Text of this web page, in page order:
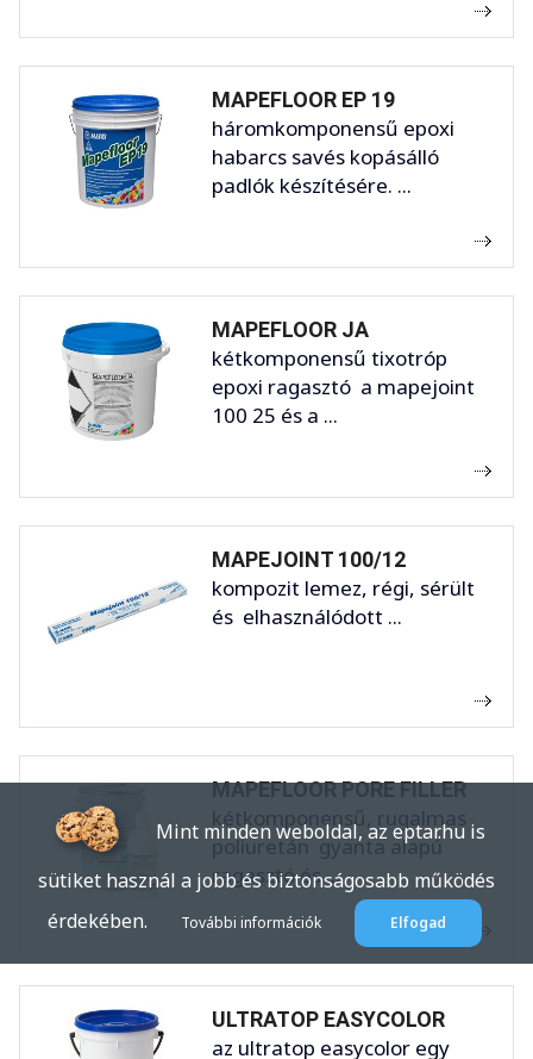
MAPEFLOOR EP 19
háromkomponensű epoxi
habarcs savés kopásálló
padlók készítésére. ...
MAPEFLOOR JA
kétkomponensű tixotróp
epoxi ragasztó a mapejoint
100 25 és a ...
MAPEJOINT 100/12
kompozit lemez, régi, sérült
és elhasználódott ...
MAPEFLOOR PORE FILLER
kétkomponensű, rugalmas
poliuretán gyanta alapú
ragasztó és ...
ULTRATOP EASYCOLOR
az ultratop easycolor egy
Mint minden weboldal, az eptar.hu is
sütiket használ a jobb és biztonságosabb működés
érdekében.
További információk Elfogad